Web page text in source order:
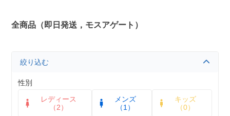
全商品（即日発送，モスアゲート）
絞り込む
性別
レディース
（2）
メンズ
（1）
キッズ
（0）